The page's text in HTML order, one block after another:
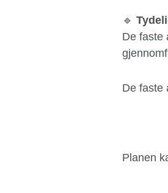
🔹
De faste
De faste
Planen